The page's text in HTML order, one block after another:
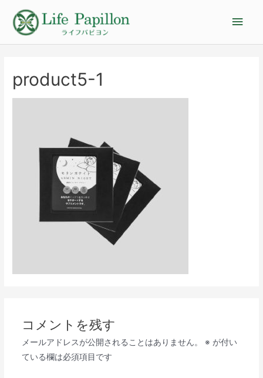
product5-1
コメントを残す
メールアドレスが公開されることはありません。 ※ が付い
ている欄は必須項目です